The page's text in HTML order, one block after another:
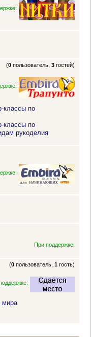
(0 пользователь,3 гостей)
классы по
классы по
рукоделия
При поддержке:
(0 пользователь,1 гость)
мира